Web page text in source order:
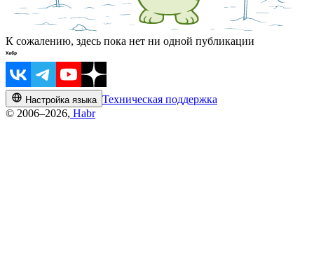
К сожалению, здесь пока нет ни одной публикации
Настройка языка Техническая поддержка
© 2006–2026, Habr